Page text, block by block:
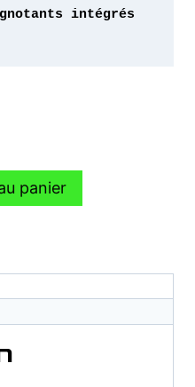
intégrés
panier